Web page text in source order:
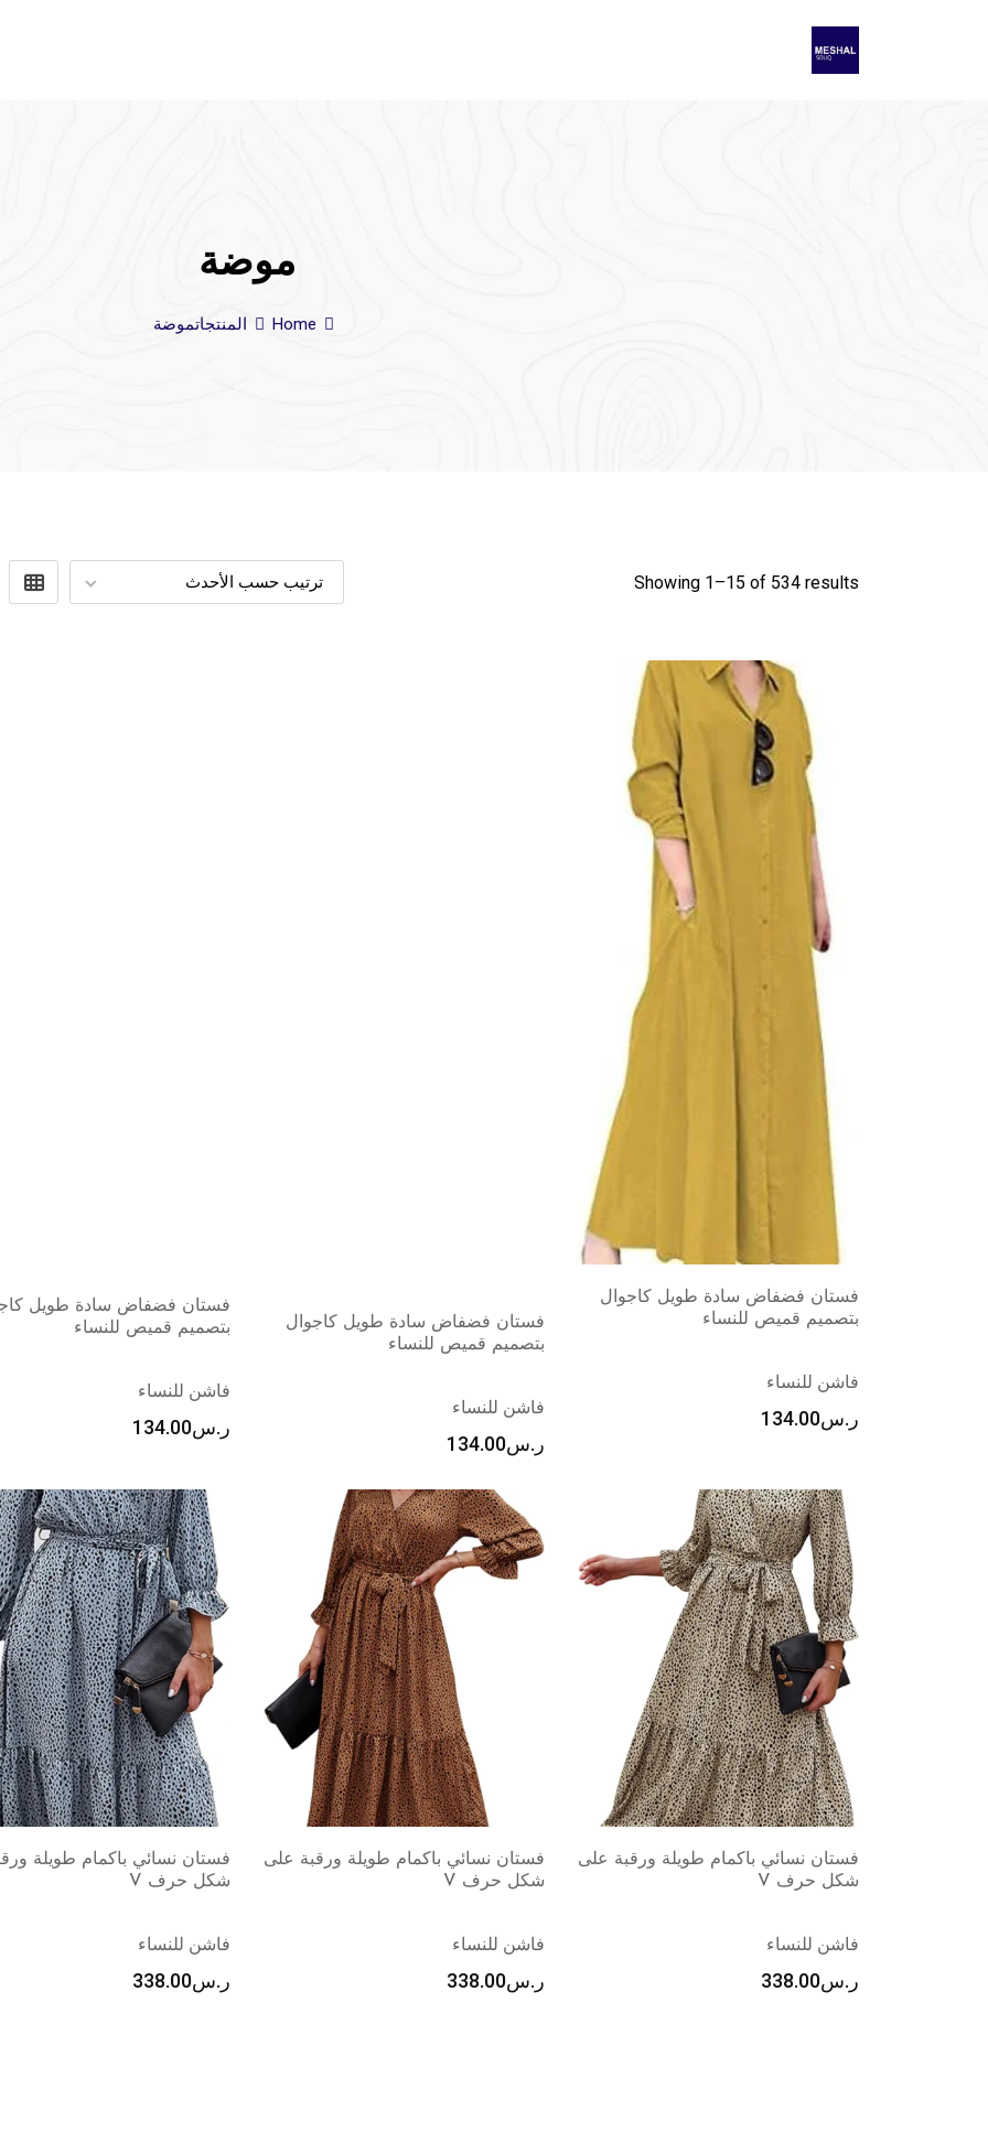
موضة
Home المنتجاتموضة
Showing 1–15 of 534 results
فستان فضفاض سادة طويل كاجوال
بتصميم قميص للنساء
فاشن للنساء
ر.س134.00
فستان فضفاض سادة طويل كاجوال
بتصميم قميص للنساء
فاشن للنساء
ر.س134.00
فستان فضفاض سادة طويل
بتصميم قميص للنساء
فاشن للنساء
ر.س134.00
فستان نسائي باكمام طويلة ورقبة على
شكل حرف V
فاشن للنساء
ر.س338.00
فستان نسائي باكمام طويلة ورقبة على
شكل حرف V
فاشن للنساء
ر.س338.00
فستان نسائي باكمام طويلة
شكل حرف V
فاشن للنساء
ر.س338.00